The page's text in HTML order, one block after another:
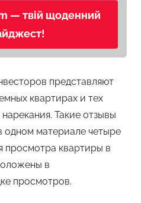
— твій щоденний
представляют
квартирах и тех
Такие отзывы
одном материале четыре
просмотра квартиры в
в
просмотров.